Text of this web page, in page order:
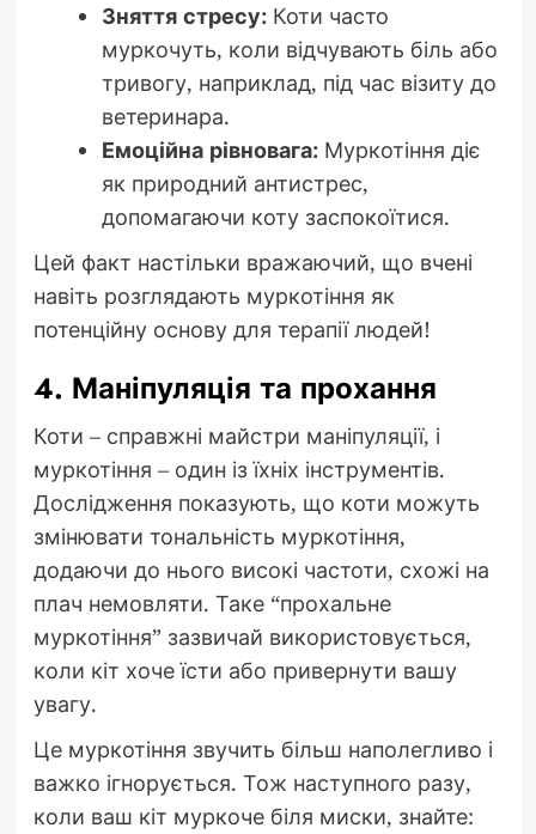
Зняття стресу:Коти часто
муркочуть, коли відчувають біль або
тривогу, наприклад, під час візиту до
ветеринара.
Емоційна рівновага:Муркотіння діє
як природний антистрес,
допомагаючи коту заспокоїтися.
Цей факт настільки вражаючий, що вчені
навіть розглядають муркотіння як
потенційну основу для терапії людей!
4. Маніпуляція та прохання
Коти – справжні майстри маніпуляції, і
муркотіння – один із їхніх інструментів.
Дослідження показують, що коти можуть
змінювати тональність муркотіння,
додаючи до нього високі частоти, схожі на
плач немовляти. Таке “прохальне
муркотіння” зазвичай використовується,
коли кіт хоче їсти або привернути вашу
увагу.
Це муркотіння звучить більш наполегливо і
важко ігнорується. Тож наступного разу,
коли ваш кіт муркоче біля миски, знайте: